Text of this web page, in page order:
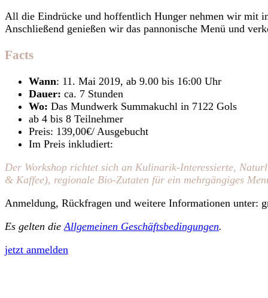
All die Eindrücke und hoffentlich Hunger nehmen wir mit
Anschließend genießen wir das pannonische Menü und
Facts
Wann: 11. Mai 2019, ab 9.00 bis 16:00 Uhr
Dauer: ca. 7 Stunden
Wo: Das Mundwerk Summakuchl in 7122 Gols
ab 4 bis 8 Teilnehmer
Preis: 139,00€/ Ausgebucht
Im Preis inkludiert:
Der Workshop richtet sich an Kulinarik-Interessierte,
& Kaffee), regionale Bio-Zutaten für ein mehrgängiges
Anmeldung, Rückfragen und weitere Informationen unter:
Es gelten dieAllgemeinen Geschäftsbedingungen.
jetzt anmelden